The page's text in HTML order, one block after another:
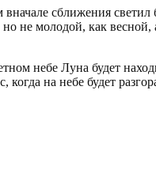
сближения светил
не молодой, как весной,
небе Луна будет
на небе будет